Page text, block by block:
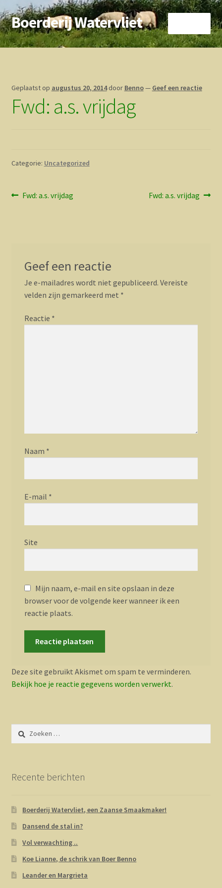
Ga
door
naar
Ga
direct
naar
Boerderij Watervliet
Home
Biokoe
Geplaatst op augustus 20, 2014 door Benno— Geef een reactie
Fwd: a.s. vrijdag
Categorie: Uncategorized
Bericht
Vorig
Fwd: a.s. vrijdag
Volgend
Fwd: a.s. vrijdag
Geef een reactie
Je e-mailadres wordt niet gepubliceerd. Vereiste
velden zijn gemarkeerd met *
Reactie *
Naam *
E-mail *
Site
Mijn naam, e-mail en site opslaan in deze
browser voor de volgende keer wanneer ik een
reactie plaats.
Deze site gebruikt Akismet om spam te verminderen.
Bekijk hoe je reactie gegevens worden verwerkt.
Zoeken
naar:
Recente berichten
Boerderij Watervliet, een Zaanse Smaakmaker!
Dansend de stal in?
Vol verwachting ..
Koe Lianne, de schrik van Boer Benno
Leander en Margrieta